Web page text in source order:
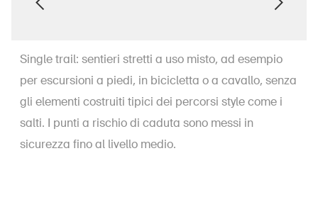
Single trail: sentieri stretti a uso misto, ad esempio
per escursioni a piedi, in bicicletta o a cavallo, senza
gli elementi costruiti tipici dei percorsi style come i
salti. I punti a rischio di caduta sono messi in
sicurezza fino al livello medio.